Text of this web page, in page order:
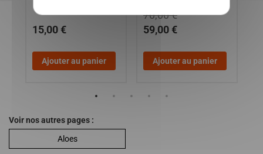
15,00 €
Ajouter au panier
59,00 €
70,00 €
Ajouter au panier
Voir nos autres pages :
Aloes